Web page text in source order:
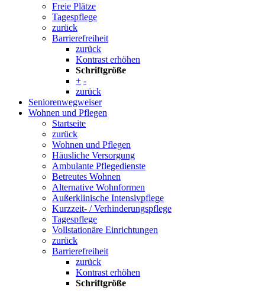
Freie Plätze
Tagespflege
zurück
Barrierefreiheit
zurück
Kontrast erhöhen
Schriftgröße
+ -
zurück
Seniorenwegweiser
Wohnen und Pflegen
Startseite
zurück
Wohnen und Pflegen
Häusliche Versorgung
Ambulante Pflegedienste
Betreutes Wohnen
Alternative Wohnformen
Außerklinische Intensivpflege
Kurzzeit- / Verhinderungspflege
Tagespflege
Vollstationäre Einrichtungen
zurück
Barrierefreiheit
zurück
Kontrast erhöhen
Schriftgröße